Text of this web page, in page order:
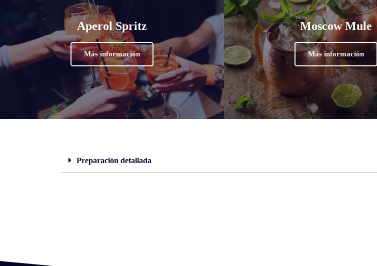
Aperol Spritz
Más información
Moscow Mule
Más información
Preparación detallada